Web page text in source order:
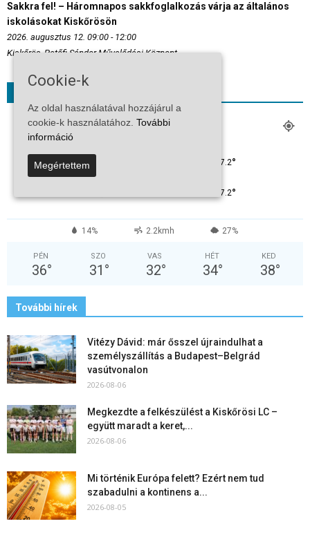
Sakkra fel! – Háromnapos sakkfoglalkozás várja az általános
iskolásokat Kiskőrösön
2026. augusztus 12. 09:00 - 12:00
Kiskőrös, Petőfi Sándor Művelődési Központ
KISKŐRÖS
Szórványos Felhőzet
37.2°
37.2°
14% 2.2kmh 27%
PÉN
36°
SZO
31 °
VAS
32°
HÉT
34°
KED
38°
További hírek
Vitézy Dávid: már ősszel újraindulhat a
személyszállítás a Budapest–Belgrád
vasútvonalon
2026-08-06
Megkezdte a felkészülést a Kiskőrösi LC –
együtt maradt a keret,...
2026-08-06
Mi történik Európa felett? Ezért nem tud
szabadulni a kontinens a...
2026-08-05
Cookie-k
Az oldal használatával hozzájárul a
cookie-k használatához. További
információ
Megértettem